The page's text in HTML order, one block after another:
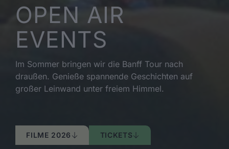
OPEN AIR
EVENTS
Im Sommer bringen wir die Banff Tour nach
draußen. Genieße spannende Geschichten auf
großer Leinwand unter freiem Himmel.
FILME 2026 TICKETS